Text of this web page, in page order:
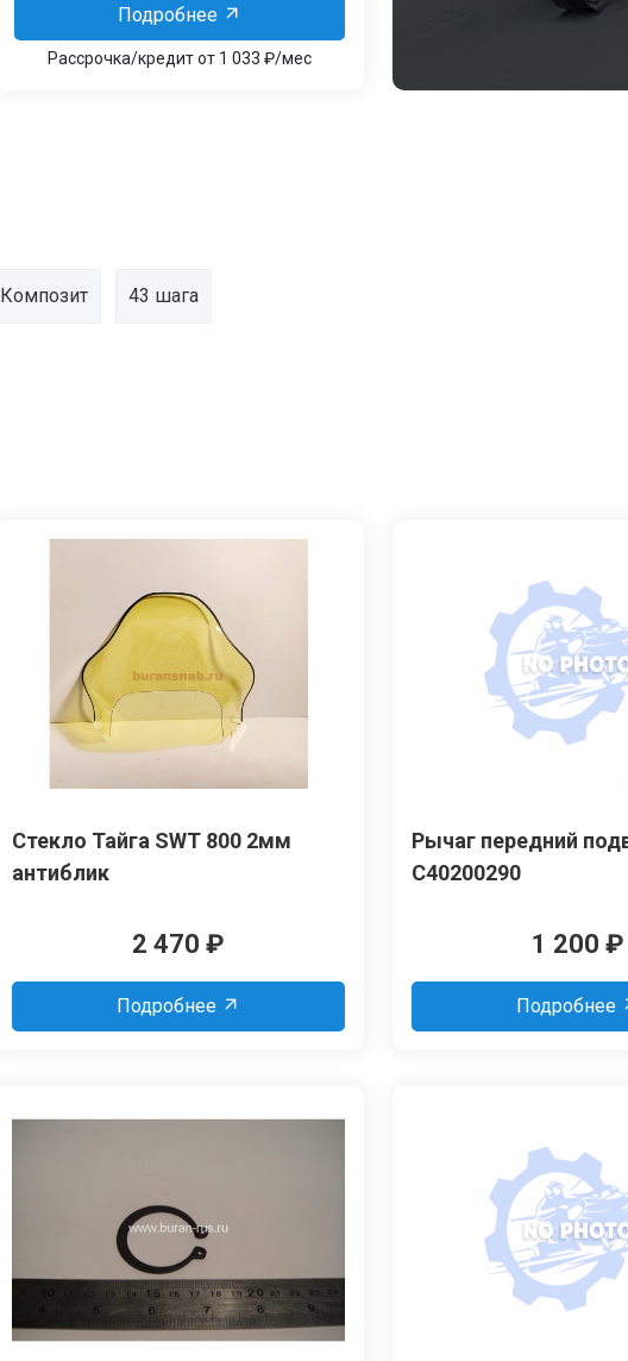
Подробнее
Рассрочка/кредит от 1 033 ₽/мес
Композит 43 шага
Стекло Тайга SWT 800 2мм
антиблик
2 470 ₽
Подробнее
Рычаг передний
С40200290
1 200 ₽
Подробнее